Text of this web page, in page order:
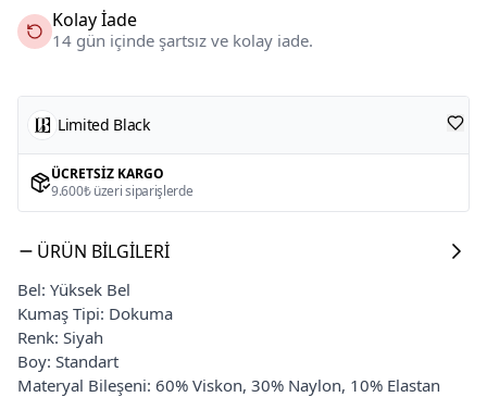
Kolay İade
14 gün içinde şartsız ve kolay iade.
Limited Black
ÜCRETSIZ KARGO
9.600₺ üzeri siparişlerde
ÜRÜN BILGILERI
Bel: Yüksek Bel
Kumaş Tipi: Dokuma
Renk: Siyah
Boy: Standart
Materyal Bileşeni: 60% Viskon, 30% Naylon, 10% Elastan